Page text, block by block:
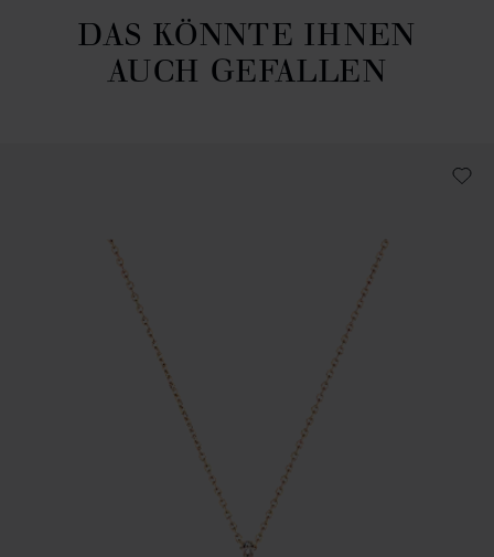
DAS KÖNNTE IHNEN
AUCH GEFALLEN